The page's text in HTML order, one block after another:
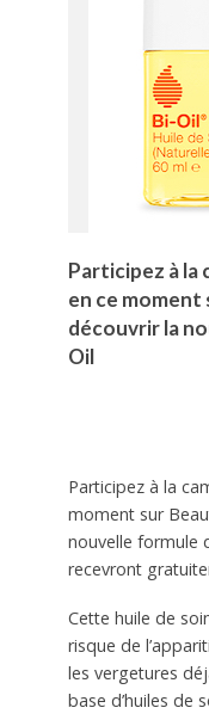
Participez à la
en ce moment
découvrir la
Oil
Participez à la
moment sur
nouvelle formule
recevront
Cette huile de
risque de
les vergetures
base d’huiles de